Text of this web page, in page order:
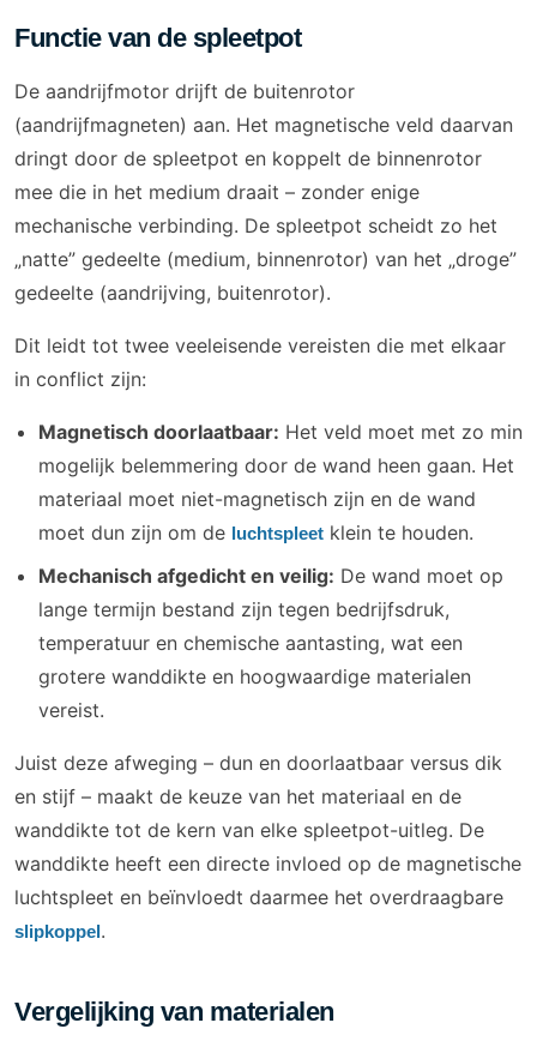
Functie van de spleetpot
De aandrijfmotor drijft de buitenrotor
(aandrijfmagneten) aan. Het magnetische veld daarvan
dringt door de spleetpot en koppelt de binnenrotor
mee die in het medium draait – zonder enige
mechanische verbinding. De spleetpot scheidt zo het
„natte” gedeelte (medium, binnenrotor) van het „droge”
gedeelte (aandrijving, buitenrotor).
Dit leidt tot twee veeleisende vereisten die met elkaar
in conflict zijn:
Magnetisch doorlaatbaar: Het veld moet met zo min
mogelijk belemmering door de wand heen gaan. Het
materiaal moet niet-magnetisch zijn en de wand
moet dun zijn om de luchtspleet klein te houden.
Mechanisch afgedicht en veilig: De wand moet op
lange termijn bestand zijn tegen bedrijfsdruk,
temperatuur en chemische aantasting, wat een
grotere wanddikte en hoogwaardige materialen
vereist.
Juist deze afweging – dun en doorlaatbaar versus dik
en stijf – maakt de keuze van het materiaal en de
wanddikte tot de kern van elke spleetpot-uitleg. De
wanddikte heeft een directe invloed op de magnetische
luchtspleet en beïnvloedt daarmee het overdraagbare
slipkoppel.
Vergelijking van materialen